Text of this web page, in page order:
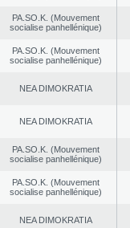
PA.SO.K. (Mouvement
socialise panhellénique)
PA.SO.K. (Mouvement
socialise panhellénique)
NEA DΙMOKRATIA
NEA DΙMOKRATIA
PA.SO.K. (Mouvement
socialise panhellénique)
PA.SO.K. (Mouvement
socialise panhellénique)
NEA DΙMOKRATIA